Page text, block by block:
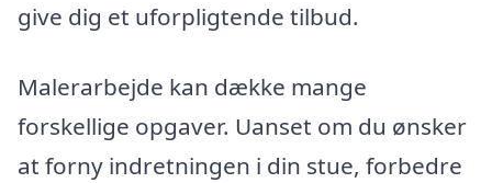
give dig et uforpligtende tilbud.
Malerarbejde kan dække mange
forskellige opgaver. Uanset om du ønsker
at forny indretningen i din stue, forbedre